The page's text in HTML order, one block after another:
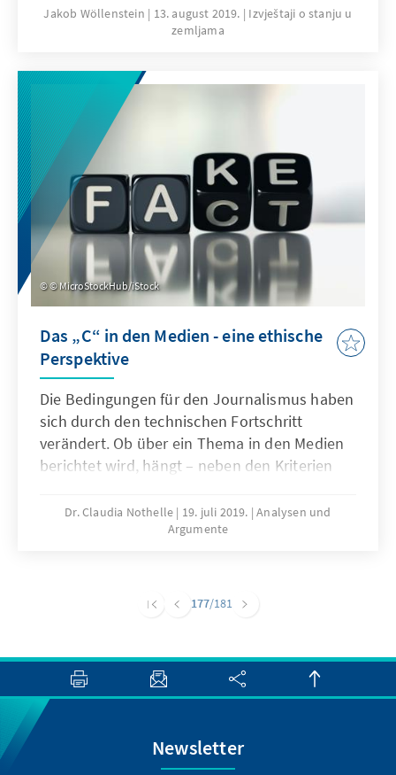
geprägt wie kein anderer.
Jakob Wöllenstein 13. august 2019.
Izvještaji o stanju u
zemljama
© MicroStockHub/iStock
Das „C“ in den Medien - eine ethische
Perspektive
Die Bedingungen für den Journalismus haben
sich durch den technischen Fortschritt
verändert. Ob über ein Thema in den Medien
berichtet wird, hängt – neben den Kriterien
weiteren entscheidenden Faktoren ab: die
Existenz von Bildern, die Möglichkeit der
Dr. Claudia Nothelle 19. juli 2019. Analysen und
Argumente
177/181
Newsletter